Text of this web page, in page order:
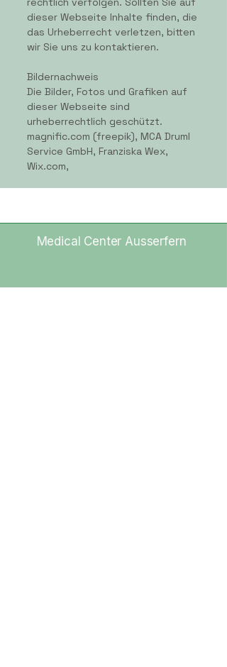
dieser Webseite Inhalte finden, die
das Urheberrecht verletzen, bitten
wir Sie uns zu kontaktieren.
Bildernachweis
Die Bilder, Fotos und Grafiken auf
dieser Webseite sind
urheberrechtlich geschützt.
magnific.com (freepik), MCA Druml
Service GmbH, Franziska Wex,
Wix.com,
Medical Center Ausserfern